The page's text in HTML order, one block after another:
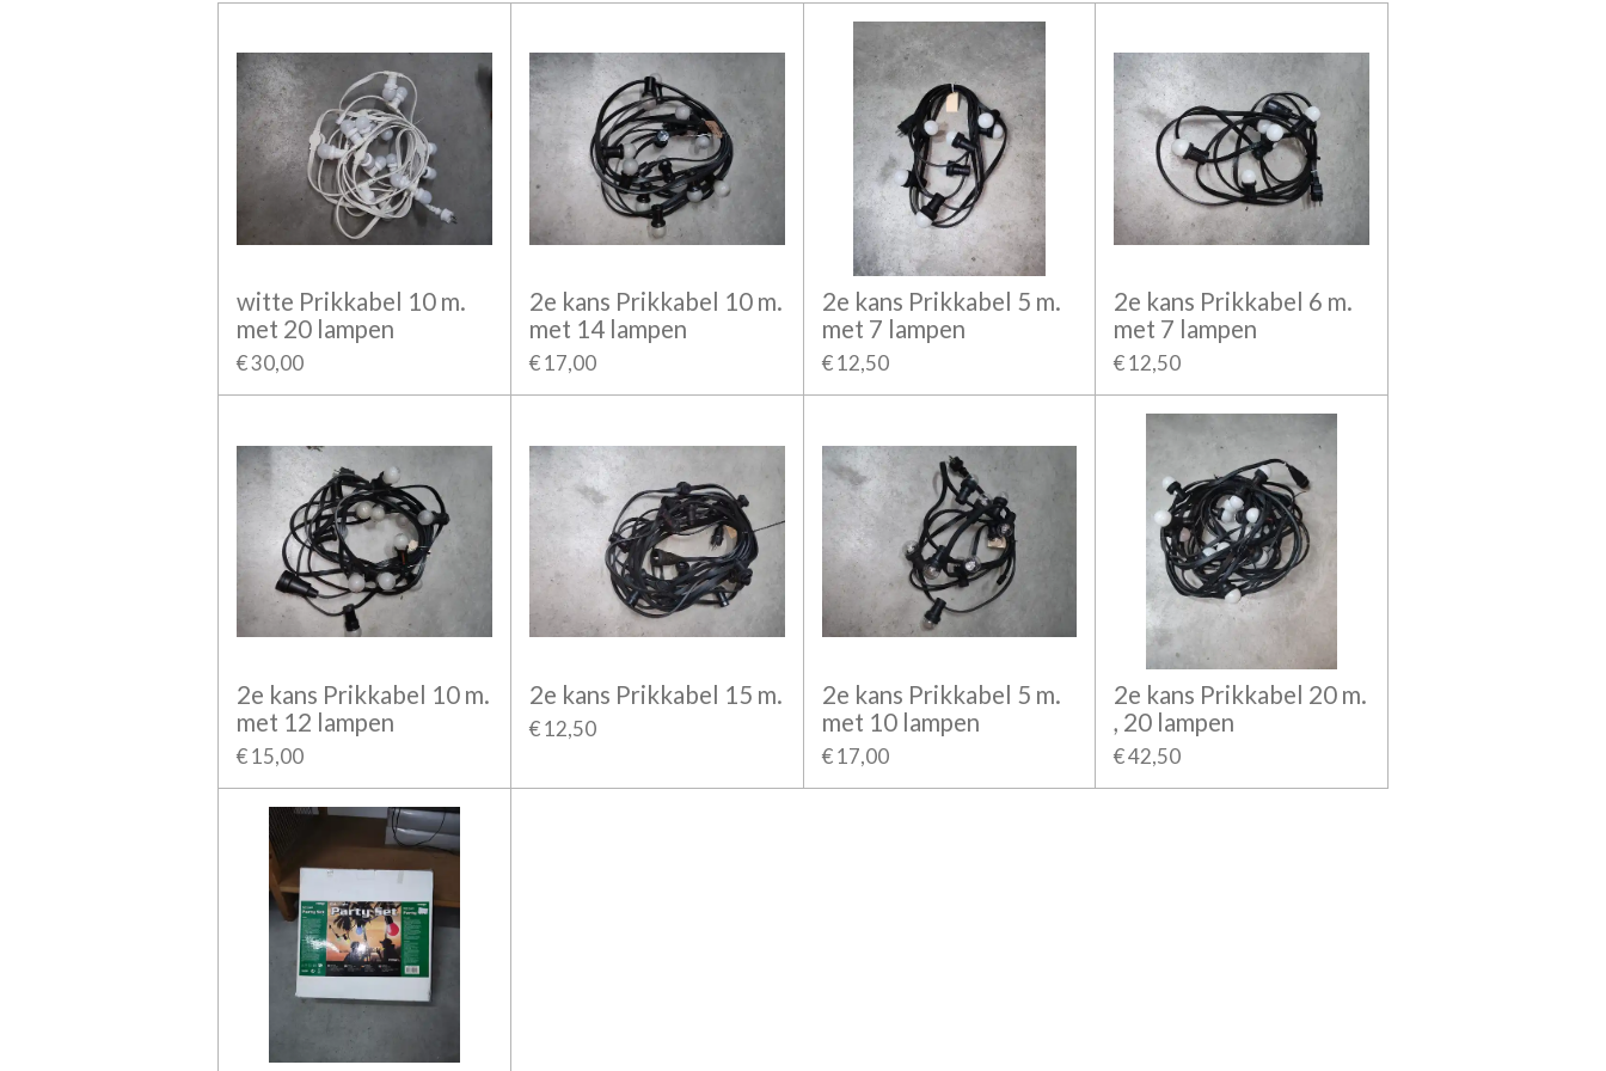
witte Prikkabel 10 m.
met 20 lampen
€ 30,00
2e kans Prikkabel 10 m.
met 14 lampen
€ 17,00
2e kans Prikkabel 5 m.
met 7 lampen
€ 12,50
2e kans Prikkabel 6 m.
met 7 lampen
€ 12,50
2e kans Prikkabel 10 m.
met 12 lampen
€ 15,00
2e kans Prikkabel 15 m.
€ 12,50
2e kans Prikkabel 5 m.
met 10 lampen
€ 17,00
2e kans Prikkabel 20 m.
, 20 lampen
€ 42,50